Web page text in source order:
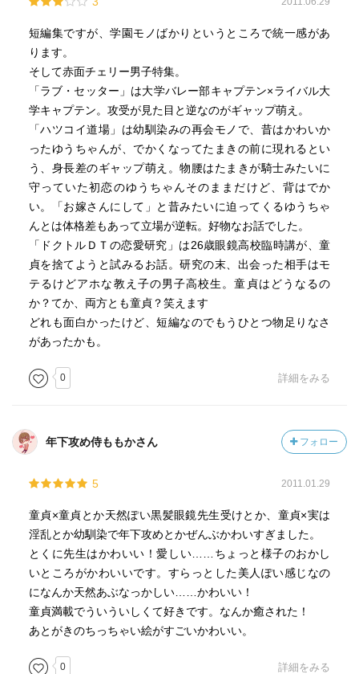
短編集ですが、学園モノばかりというところで統一感があ
ります。
そして赤面チェリー男子特集。
「ラブ・セッター」は大学バレー部キャプテン×ライバル大
学キャプテン。攻受が見た目と逆なのがギャップ萌え。
「ハツコイ道場」は幼馴染みの再会モノで、昔はかわいか
ったゆうちゃんが、でかくなってたまきの前に現れるとい
う、身長差のギャップ萌え。物腰はたまきが騎士みたいに
守っていた初恋のゆうちゃんそのままだけど、背はでか
い。「お嫁さんにして」と昔みたいに迫ってくるゆうちゃ
んとは体格差もあって立場が逆転。好物なお話でした。
「ドクトルＤＴの恋愛研究」は26歳眼鏡高校臨時講が、童
貞を捨てようと試みるお話。研究の末、出会った相手はモ
テるけどアホな教え子の男子高校生。童貞はどうなるの
か？てか、両方とも童貞？笑えます
どれも面白かったけど、短編なのでもうひとつ物足りなさ
があったかも。
0 詳細をみる
年下攻め侍ももかさん フォロー
5 2011.01.29
童貞×童貞とか天然ぽい黒髪眼鏡先生受けとか、童貞×実は
淫乱とか幼馴染で年下攻めとかぜんぶかわいすぎました。
とくに先生はかわいい！愛しい……ちょっと様子のおかし
いところがかわいいです。すらっとした美人ぽい感じなの
になんか天然あぶなっかしい……かわいい！
童貞満載でういういしくて好きです。なんか癒された！
あとがきのちっちゃい絵がすごいかわいい。
0 詳細をみる